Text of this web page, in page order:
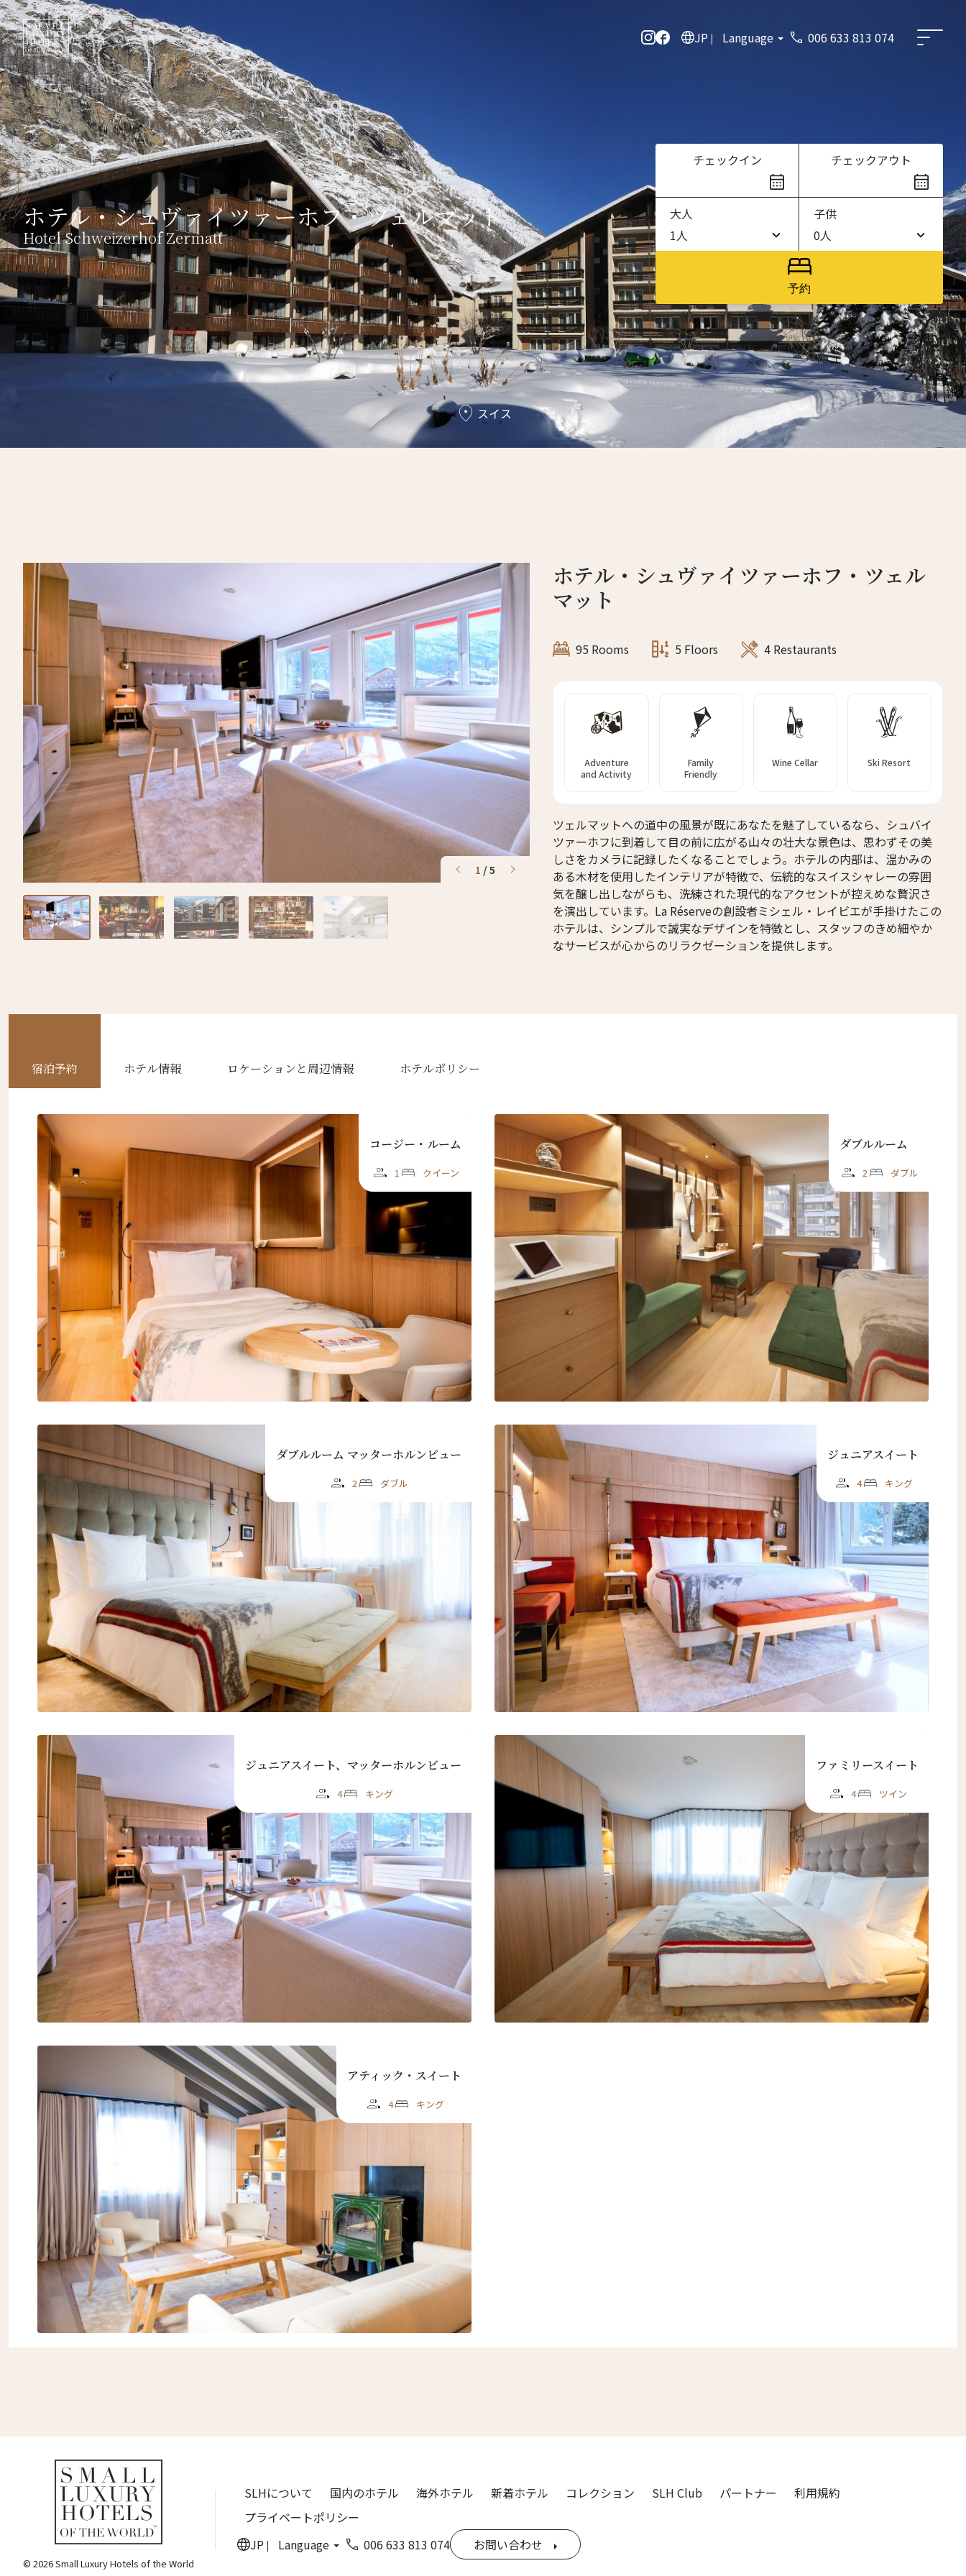
JP Language 006 633 813 074
ホテル・シュヴァイツァーホフ・ツェルマット
Hotel Schweizerhof Zermatt
チェックイン チェックアウト
大人
1人
1人
3人
4人
5人
7人
11人
16人
17人
19人
子供
0人
0人
2人
3人
4人
5人
6人
10人
16人
18人
予約
スイス
1 /5
ホテル・シュヴァイツァーホフ・ツェル
マット
95 Rooms 5 Floors 4 Restaurants
Adventure
and Activity
Family
Friendly
Wine Cellar Ski Resort
ツェルマットへの道中の風景が既にあなたを魅了しているなら、シュバイ
ツァーホフに到着して目の前に広がる山々の壮大な景色は、思わずその美
しさをカメラに記録したくなることでしょう。ホテルの内部は、温かみの
ある木材を使用したインテリアが特徴で、伝統的なスイスシャレーの雰囲
気を醸し出しながらも、洗練された現代的なアクセントが控えめな贅沢さ
を演出しています。La Réserveの創設者ミシェル・レイビエが手掛けたこの
ホテルは、シンプルで誠実なデザインを特徴とし、スタッフのきめ細やか
なサービスが心からのリラクゼーションを提供します。
宿泊予約 ホテル情報 ロケーションと周辺情報 ホテルポリシー
コージー・ルーム
1 クイーン
ダブルルーム
2 ダブル
ダブルルーム マッターホルンビュー
2 ダブル
ジュニアスイート
4 キング
ジュニアスイート、マッターホルンビュー
4 キング
ファミリースイート
4 ツイン
アティック・スイート
4 キング
© 2026 Small Luxury Hotels of the World
SLHについて 国内のホテル 海外ホテル 新着ホテル コレクション SLH Club パートナー
利用規約
プライベートポリシー
JP
Language 006 633 813 074 お問い合わせ
ニュースレター登録
名前（ローマ字）
First Last
First
Eメール*